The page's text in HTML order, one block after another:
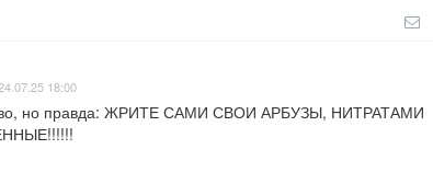
18:00
но правда: ЖРИТЕ САМИ СВОИ АРБУЗЫ, НИТРАТАМИ